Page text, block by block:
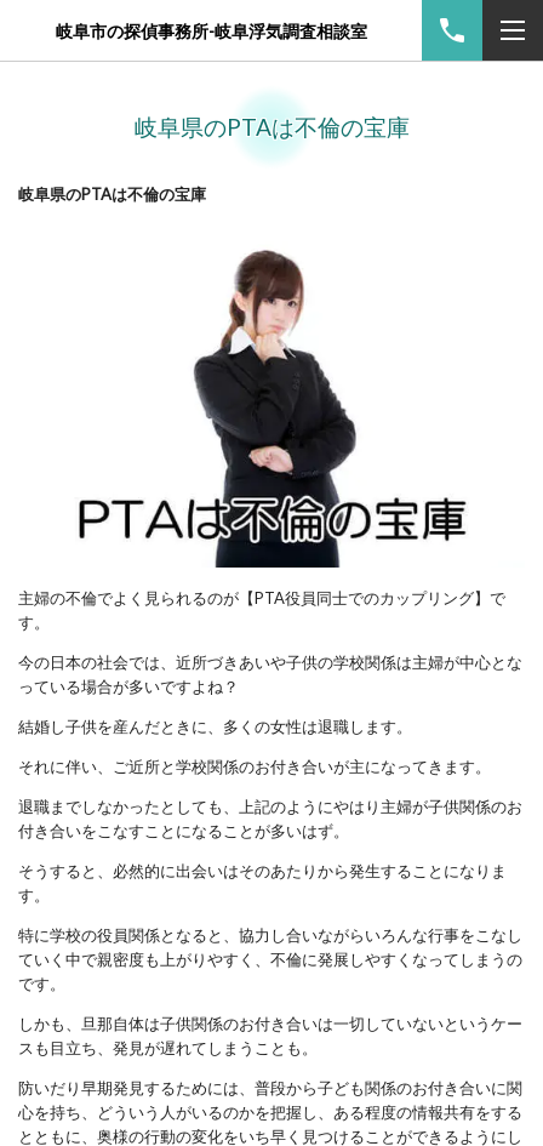
岐阜市の探偵事務所-岐阜浮気調査相談室
岐阜県のPTAは不倫の宝庫
岐阜県のPTAは不倫の宝庫
主婦の不倫でよく見られるのが【PTA役員同士でのカップリング】で
す。
今の日本の社会では、近所づきあいや子供の学校関係は主婦が中心とな
っている場合が多いですよね？
結婚し子供を産んだときに、多くの女性は退職します。
それに伴い、ご近所と学校関係のお付き合いが主になってきます。
退職までしなかったとしても、上記のようにやはり主婦が子供関係のお
付き合いをこなすことになることが多いはず。
そうすると、必然的に出会いはそのあたりから発生することになりま
す。
特に学校の役員関係となると、協力し合いながらいろんな行事をこなし
ていく中で親密度も上がりやすく、不倫に発展しやすくなってしまうの
です。
しかも、旦那自体は子供関係のお付き合いは一切していないというケー
スも目立ち、発見が遅れてしまうことも。
防いだり早期発見するためには、普段から子ども関係のお付き合いに関
心を持ち、どういう人がいるのかを把握し、ある程度の情報共有をする
とともに、奥様の行動の変化をいち早く見つけることができるようにし